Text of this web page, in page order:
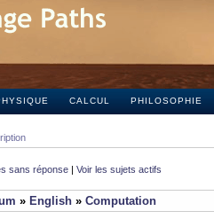
CALCUL PHILOSOPHIE
sans réponse | Voir les sujets actifs
» English » Computation